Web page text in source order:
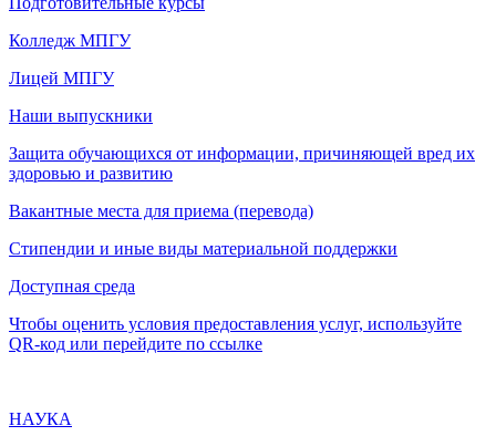
Колледж МПГУ
Лицей МПГУ
Наши выпускники
Защита обучающихся от информации, причиняющей вред их
здоровью и развитию
Вакантные места для приема (перевода)
Стипендии и иные виды материальной поддержки
Доступная среда
Чтобы оценить условия предоставления услуг, используйте
QR-код или перейдите по ссылке
НАУКА